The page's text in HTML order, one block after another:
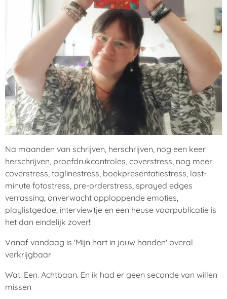
Na maanden van schrijven, herschrijven, nog een keer
herschrijven, proefdrukcontroles, coverstress, nog meer
coverstress, taglinestress, boekpresentatiestress, last-
minute fotostress, pre-orderstress, sprayed edges
verrassing, onverwacht opploppende emoties,
playlistgedoe, interviewtje en een heuse voorpublicatie is
het dan eindelijk zover!!
Vanaf vandaag is 'Mijn hart in jouw handen' overal
verkrijgbaar
Wat. Een. Achtbaan. En ik had er geen seconde van willen
missen